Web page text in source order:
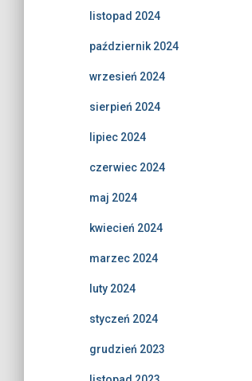
listopad 2024
październik 2024
wrzesień 2024
sierpień 2024
lipiec 2024
czerwiec 2024
maj 2024
kwiecień 2024
marzec 2024
luty 2024
styczeń 2024
grudzień 2023